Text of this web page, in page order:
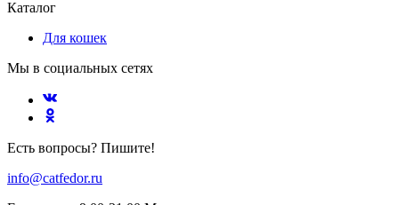
Каталог
Для кошек
Мы в социальных сетях
Есть вопросы? Пишите!
info@catfedor.ru